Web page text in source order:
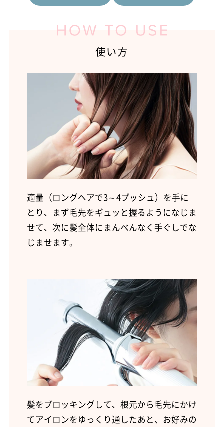
使い方
適量（ロングヘアで3～4プッシュ）を手に
とり、まず毛先をギュッと握るようになじま
せて、次に髪全体にまんべんなく手ぐしでな
じませます。
髪をブロッキングして、根元から毛先にかけ
てアイロンをゆっくり通したあと、お好みの